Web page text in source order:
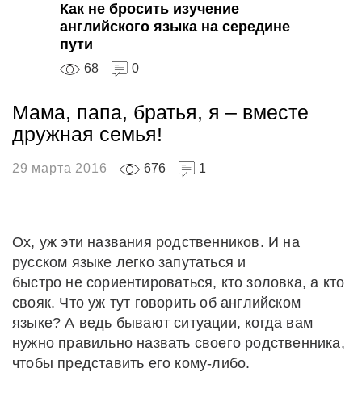
Как не бросить изучение
английского языка на середине
пути
68 0
Мама, папа, братья, я – вместе
дружная семья!
29 марта 2016 676 1
Ох, уж эти названия родственников. И на
русском языке легко запутаться и
быстро не сориентироваться, кто золовка, а кто
свояк. Что уж тут говорить об английском
языке? А ведь бывают ситуации, когда вам
нужно правильно назвать своего родственника,
чтобы представить его кому-либо.